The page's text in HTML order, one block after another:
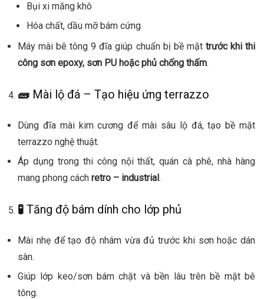
Bụi xi măng khô
Hóa chất, dầu mỡ bám cứng
Máy mài bê tông 9 đĩa giúp chuẩn bị bề mặt trước khi thi
công sơn epoxy, sơn PU hoặc phủ chống thấm.
🧱 Mài lộ đá – Tạo hiệu ứng terrazzo
Dùng đĩa mài kim cương để mài sâu lộ đá, tạo bề mặt
terrazzo nghệ thuật.
Áp dụng trong thi công nội thất, quán cà phê, nhà hàng
mang phong cách retro – industrial.
🧪 Tăng độ bám dính cho lớp phủ
Mài nhẹ để tạo độ nhám vừa đủ trước khi sơn hoặc dán
sàn.
Giúp lớp keo/sơn bám chặt và bền lâu trên bề mặt bê
tông.